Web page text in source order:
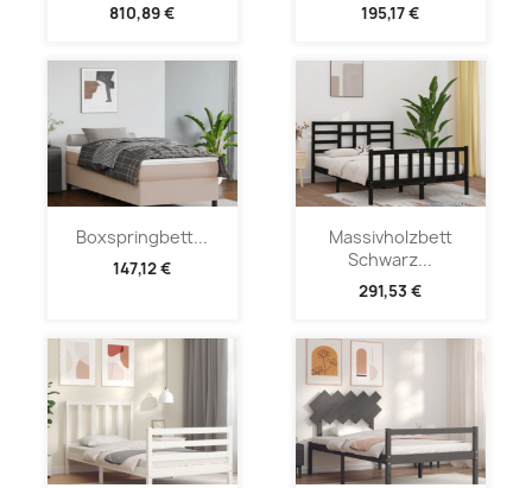
810,89 € 195,17 €
Boxspringbett...
147,12 €
Massivholzbett
Schwarz...
291,53 €